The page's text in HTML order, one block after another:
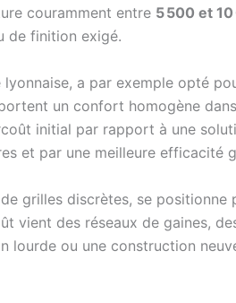
couramment entre 5 500 et
de finition exigé.
a par exemple opté
un confort homogène
initial par rapport à une
et par une meilleure efficacité
grilles discrètes, se positionne
vient des réseaux de gaines,
ou une construction